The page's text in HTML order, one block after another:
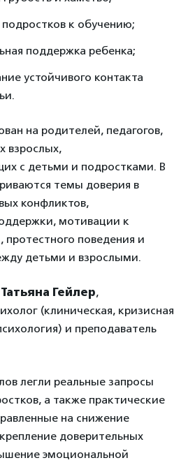
к обучению;
поддержка ребенка;
устойчивого контакта
на родителей, педагогов,
взрослых,
с детьми и подростками. В
темы доверия в
конфликтов,
мотивации к
протестного поведения и
детьми и взрослыми.
Татьяна Гейлер,
(клиническая, кризисная
и преподаватель
легли реальные запросы
а также практические
на снижение
доверительных
эмоциональной